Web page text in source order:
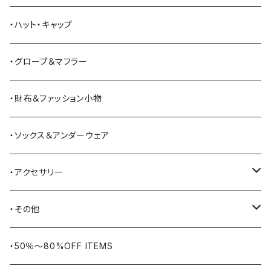
Bass Pro Shops
BATTLE LAKE
Barbour
BAYSIDE
BELSTAFF
BIG BILL
WORKERS BIGDAY
カーディガン
パーカー
ツナギ
ジャージ・スウェット
ハーフパンツ・ショートパンツ
リュック・バックパック
ボストンバッグ・ダッフルバッグ
ヒップバッグ・ファニーパック
ブリーフケース
ツールバッグ
スニーカー
サンダル
その他シューズ
シュー用品
・ハット・キャップ
・グローブ＆マフラー
・財布＆ファッション小物
・ソックス＆アンダーウェア
・アクセサリー
バングル・ブレスレット
リング
・その他
ヴィンテージ
・50％〜80%OFF ITEMS